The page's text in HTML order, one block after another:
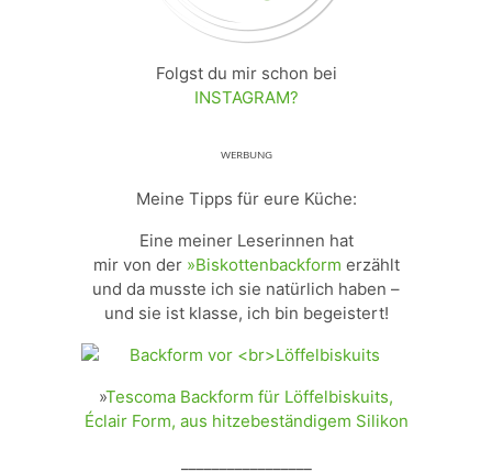
Folgst du mir schon bei
INSTAGRAM?
ᵂᴱᴿᴮᵁᴺᴳ
Meine Tipps für eure Küche:
Eine meiner Leserinnen hat
mir von der »Biskottenbackform erzählt
und da musste ich sie natürlich haben –
und sie ist klasse, ich bin begeistert!
»Tescoma Backform für Löffelbiskuits,
Éclair Form, aus hitzebeständigem Silikon